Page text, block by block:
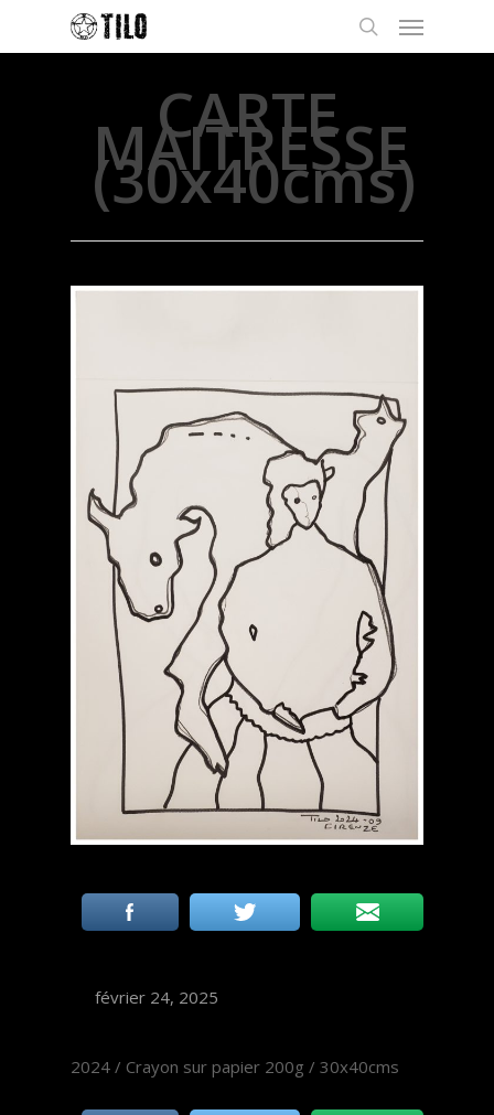
CARTE
MAITRESSE
(30x40cms)
février 24, 2025
2024 / Crayon sur papier 200g / 30x40cms